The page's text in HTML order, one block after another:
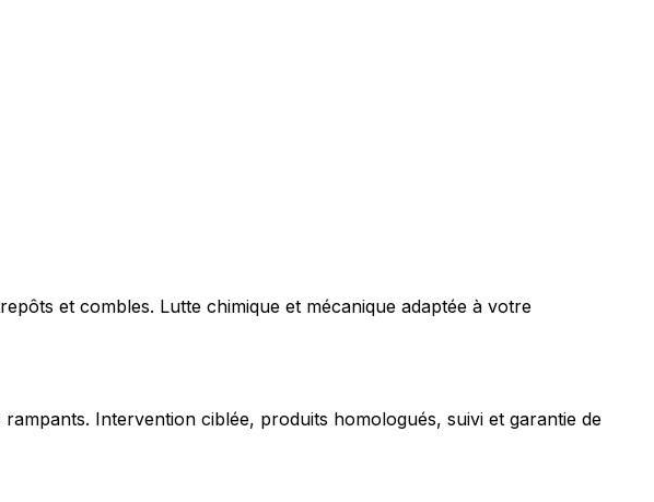
et combles. Lutte chimique et mécanique adaptée à votre
Intervention ciblée, produits homologués, suivi et garantie de